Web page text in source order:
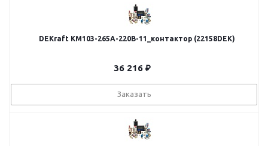
DEKraft КМ103-265A-220B-11_контактор (22158DEK)
36 216₽
Заказать